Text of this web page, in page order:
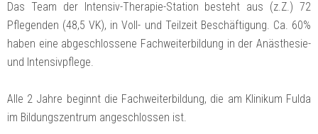
Das Team der Intensiv-Therapie-Station besteht aus (z.Z.) 72
Pflegenden (48,5 VK), in Voll- und Teilzeit Beschäftigung. Ca. 60%
haben eine abgeschlossene Fachweiterbildung in der Anästhesie-
und Intensivpflege.
Alle 2 Jahre beginnt die Fachweiterbildung, die am Klinikum Fulda
im Bildungszentrum angeschlossen ist.